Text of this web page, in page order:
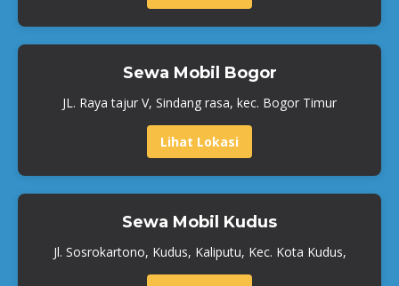
Sewa Mobil Bogor
JL. Raya tajur V, Sindang rasa, kec. Bogor Timur
Lihat Lokasi
Sewa Mobil Kudus
Jl. Sosrokartono, Kudus, Kaliputu, Kec. Kota Kudus,